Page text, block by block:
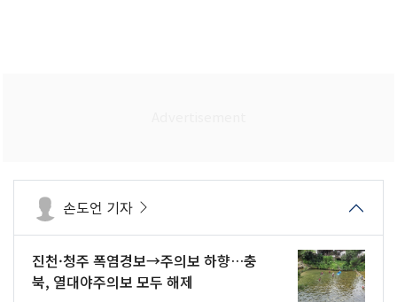
손도언 기자
진천·청주 폭염경보→주의보 하향…충
북, 열대야주의보 모두 해제